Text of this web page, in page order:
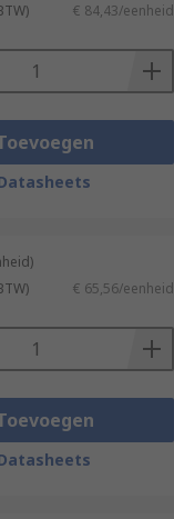
€ 84,43/eenheid
€ 65,56/eenheid